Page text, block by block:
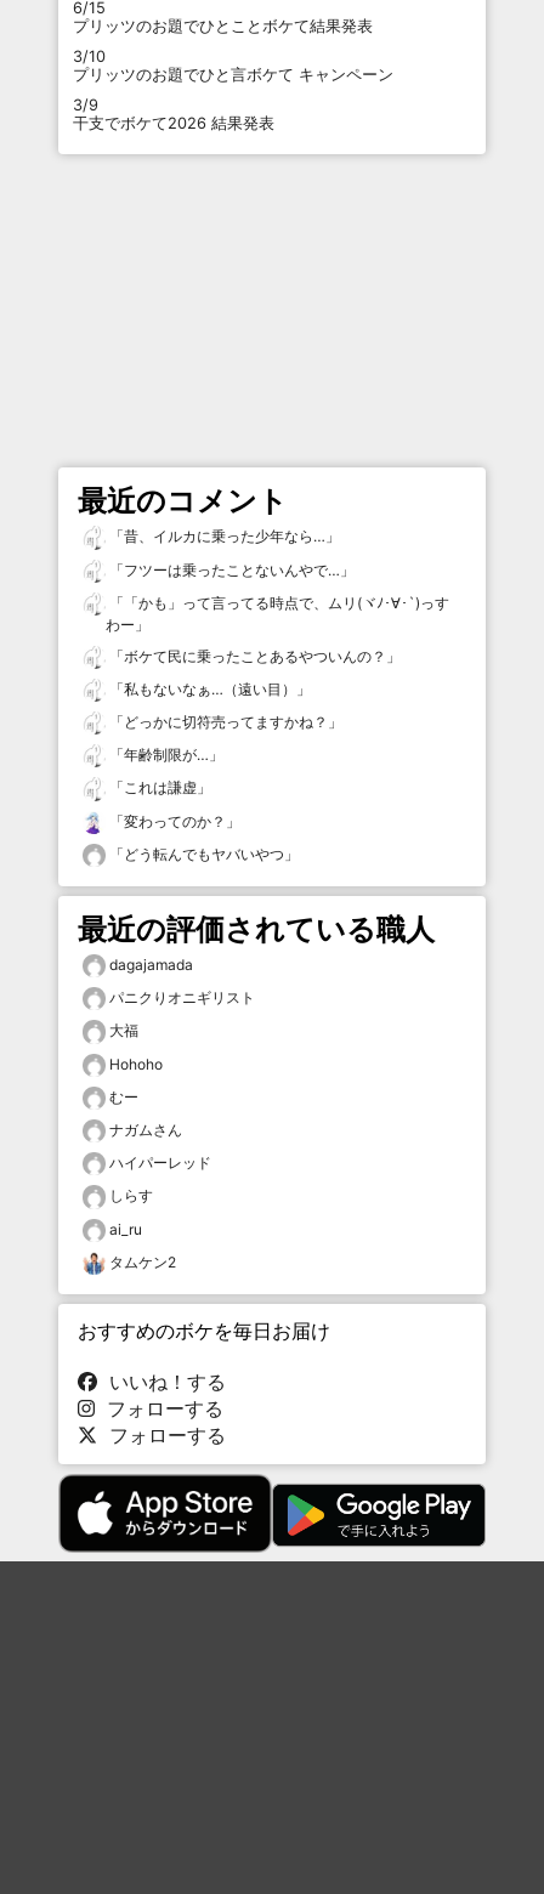
6/15
プリッツのお題でひとことボケて結果発表
3/10
プリッツのお題でひと言ボケて キャンペーン
3/9
干支でボケて2026 結果発表
最近のコメント
「昔、イルカに乗った少年なら… 」
「フツーは乗ったことないんやで… 」
「 「かも」って言ってる時点で、ムリ(ヾﾉ･∀･`)っす
わー 」
「ボケて民に乗ったことあるやついんの？ 」
「私もないなぁ…（遠い目）
」
「 どっかに切符売ってますかね？ 」
「年齢制限が… 」
「これは謙虚 」
「変わってのか？ 」
「 どう転んでもヤバいやつ 」
最近の評価されている職人
dagajamada
パニクりオニギリスト
大福
Hohoho
むー
ナガムさん
ハイパーレッド
しらす
ai_ru
タムケン2
おすすめのボケを毎日お届け
いいね！する
フォローする
フォローする